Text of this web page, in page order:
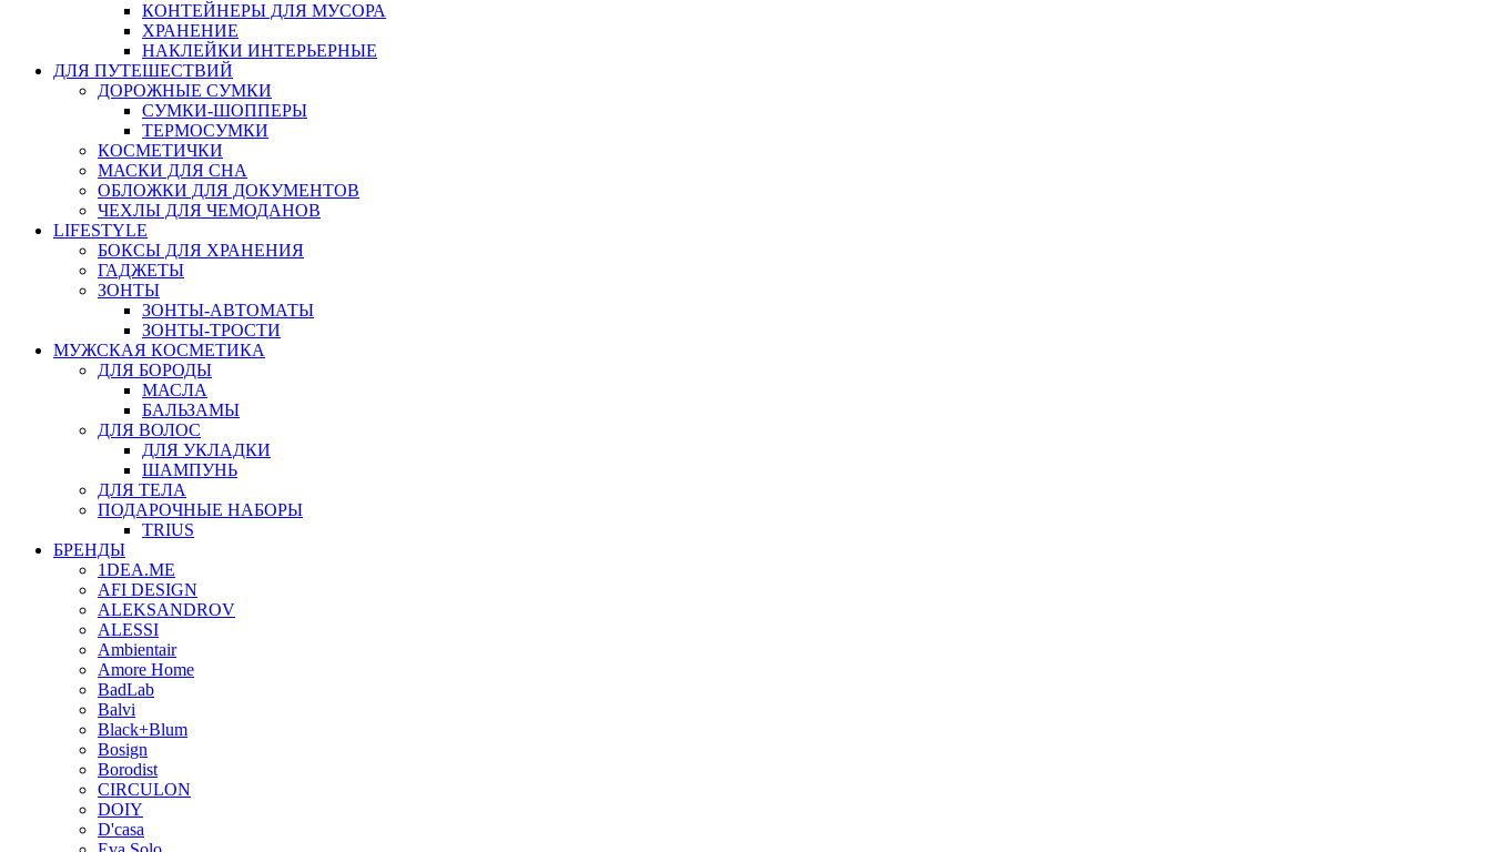
КОНТЕЙНЕРЫ ДЛЯ МУСОРА
ХРАНЕНИЕ
НАКЛЕЙКИ ИНТЕРЬЕРНЫЕ
ДЛЯ ПУТЕШЕСТВИЙ
ДОРОЖНЫЕ СУМКИ
СУМКИ-ШОППЕРЫ
ТЕРМОСУМКИ
КОСМЕТИЧКИ
МАСКИ ДЛЯ СНА
ОБЛОЖКИ ДЛЯ ДОКУМЕНТОВ
ЧЕХЛЫ ДЛЯ ЧЕМОДАНОВ
LIFESTYLE
БОКСЫ ДЛЯ ХРАНЕНИЯ
ГАДЖЕТЫ
ЗОНТЫ
ЗОНТЫ-АВТОМАТЫ
ЗОНТЫ-ТРОСТИ
МУЖСКАЯ КОСМЕТИКА
ДЛЯ БОРОДЫ
МАСЛА
БАЛЬЗАМЫ
ДЛЯ ВОЛОС
ДЛЯ УКЛАДКИ
ШАМПУНЬ
ДЛЯ ТЕЛА
ПОДАРОЧНЫЕ НАБОРЫ
TRIUS
БРЕНДЫ
1DEA.ME
AFI DESIGN
ALEKSANDROV
ALESSI
Ambientair
Amore Home
BadLab
Balvi
Black+Blum
Bosign
Borodist
CIRCULON
DOIY
D'casa